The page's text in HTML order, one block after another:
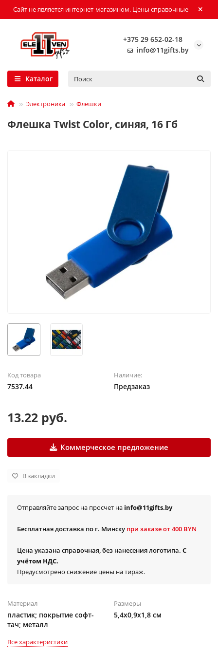
Сайт не является интернет-магазином. Цены справочные
+375 29 652-02-18
info@11gifts.by
Каталог
Электроника Флешки
Флешка Twist Color, синяя, 16 Гб
Код товара
7537.44
Наличие:
Предзаказ
13.22 руб.
Коммерческое предложение
В закладки
Отправляйте запрос на просчет на info@11gifts.by
Бесплатная доставка по г. Минску при заказе от 400 BYN
Цена указана справочная, без нанесения логотипа. С
учётом НДС.
Предусмотрено снижение цены на тираж.
Материал
пластик; покрытие софт-
тач; металл
Размеры
5,4х0,9х1,8 см
Все характеристики